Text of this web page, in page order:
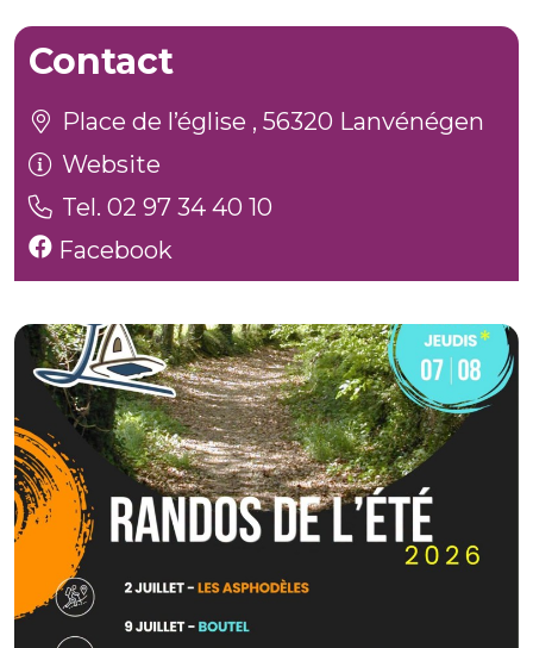
Contact
Place de l’église , 56320 Lanvénégen
Website
Tel. 02 97 34 40 10
Facebook